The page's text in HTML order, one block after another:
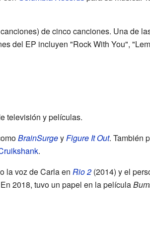
de cinco canciones. Una de
del EP incluyen "Rock With You",
televisión y películas.
BrainSurgeyFigure It Out. También
.
la voz de Carla en Rio 2(2014) y el
2018, tuvo un papel en la película